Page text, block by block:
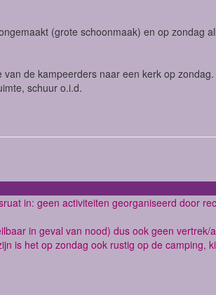
(grote schoonmaak) en op zondag
de kampeerders naar een kerk op
schuur o.i.d.
in: geen activiteiten georganiseerd door
in geval van nood) dus ook geen vertrek/
is het op zondag ook rustig op de camping,